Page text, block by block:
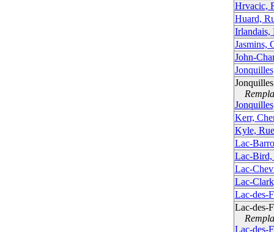
Hrvacic,
Huard,
Irlandais,
Jasmins,
John-
Kerr,
Kyle, Rue
Lac-
Lac-Bird,
Lac-
Lac-
Lac-des-
Lac-des-
Lac-des-